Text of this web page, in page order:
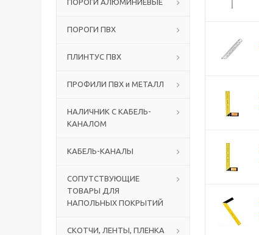
ПОРОГИ АЛЮМИНИЕВЫЕ
ПОРОГИ ПВХ
ПЛИНТУС ПВХ
ПРОФИЛИ ПВХ и МЕТАЛЛ
НАЛИЧНИК С КАБЕЛЬ-
КАНАЛОМ
КАБЕЛЬ-КАНАЛЫ
СОПУТСТВУЮЩИЕ
ТОВАРЫ ДЛЯ
НАПОЛЬНЫХ ПОКРЫТИЙ
СКОТЧИ, ЛЕНТЫ, ПЛЕНКА